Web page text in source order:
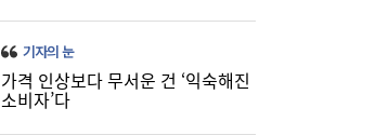
기자의 눈
가격 인상보다 무서운 건 ‘익숙해진
소비자’다